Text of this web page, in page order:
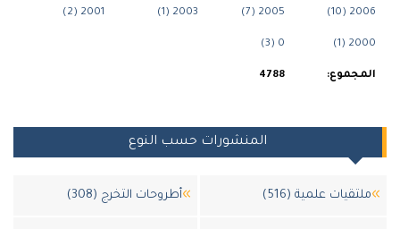
المنشورات حسب النوع
علمية (516) أطروحات التخرج (308)